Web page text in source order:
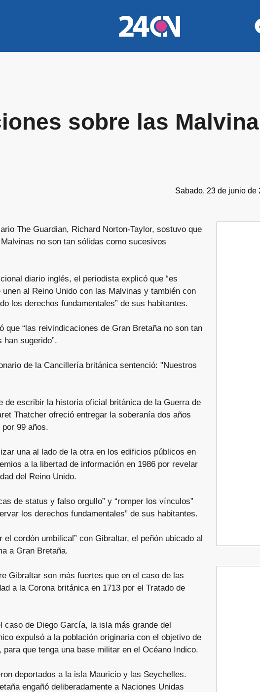
sobre las
Sabado, 23 de junio de
The Guardian, Richard Norton-Taylor, sostuvo que
no son tan sólidas como sucesivos
diario inglés, el periodista explicó que “es
al Reino Unido con las Malvinas y también con
los derechos fundamentales” de sus habitantes.
que “las reivindicaciones de Gran Bretaña no son tan
sugerido”.
de la Cancillería británica sentenció: "Nuestros
de escribir la historia oficial británica de la Guerra de
Thatcher ofreció entregar la soberanía dos años
99 años.
una al lado de la otra en los edificios públicos en
a la libertad de información en 1986 por revelar
del Reino Unido.
de status y falso orgullo” y “romper los vínculos”
los derechos fundamentales” de sus habitantes.
cordón umbilical” con Gibraltar, el peñón ubicado al
a Gran Bretaña.
Gibraltar son más fuertes que en el caso de las
a la Corona británica en 1713 por el Tratado de
de Diego García, la isla más grande del
expulsó a la población originaria con el objetivo de
que tenga una base militar en el Océano Indico.
deportados a la isla Mauricio y las Seychelles.
engañó deliberadamente a Naciones Unidas